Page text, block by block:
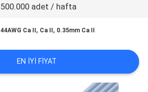
500.000 adet / hafta
44AWG Ca II , Ca II , 0.35mm Ca II
EN IYI FIYAT